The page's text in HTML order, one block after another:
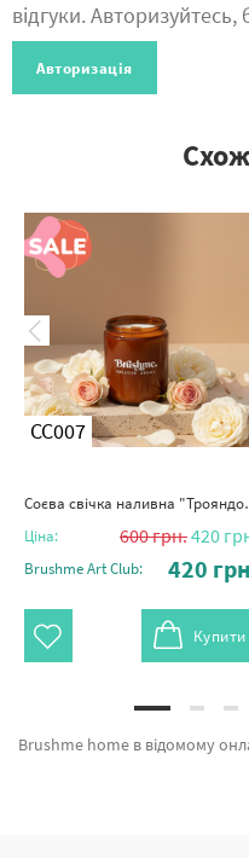
відгуки. Авторизуйтесь,
Авторизація
CC007
Соєва свічка наливна "Трояндове сяйво" 250мл
Ціна: 600грн.420
Brushme Art Club: 420
Купити
Brushme home в відомому онлайн-магазині картин за номерами и алмазної мозаїки Brushme.com.ua. У нас можна купити Соєва свічка наливна "Цвіт півонії" 250мл CC006 від признаного бренду Brushme який надихає унікальністю. Будь-який товар з лінійки «Головна» допоможе захоплююче провести час.